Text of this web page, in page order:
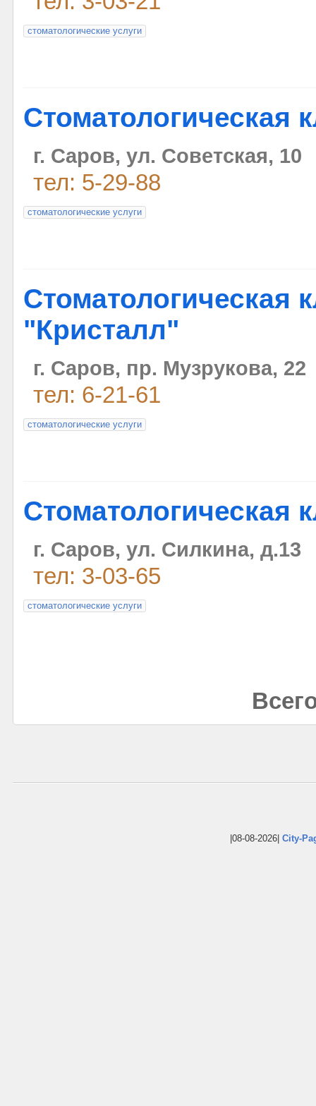
стоматологические услуги
Стоматологическая
г. Саров, ул. Советская, 10
тел: 5-29-88
стоматологические услуги
Стоматологическая
"Кристалл"
г. Саров, пр. Музрукова, 22
тел: 6-21-61
стоматологические услуги
Стоматологическая
г. Саров, ул. Силкина, д.13
тел: 3-03-65
стоматологические услуги
|08-08-2026| City-